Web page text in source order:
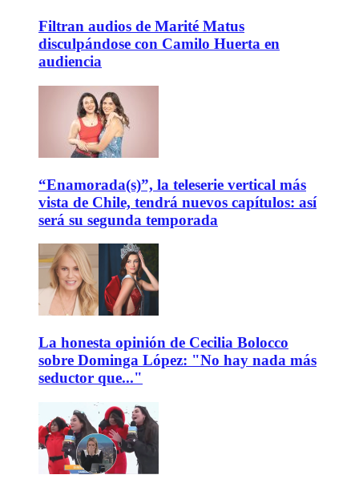
Filtran audios de Marité Matus
disculpándose con Camilo Huerta en
audiencia
“Enamorada(s)”, la teleserie vertical más
vista de Chile, tendrá nuevos capítulos: así
será su segunda temporada
La honesta opinión de Cecilia Bolocco
sobre Dominga López: "No hay nada más
seductor que..."